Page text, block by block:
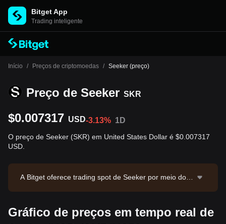
Bitget App
Trading inteligente
Início / Preços de criptomoedas / Seeker (preço)
Preço de Seeker SKR
$0.007317 USD-3.13% 1D
O preço de Seeker (SKR) em United States Dollar é $0.007317
USD.
A Bitget oferece trading spot de Seeker por meio do p
6. Seeker possui valor de mercado de $36,075,649.1
7 e oferta em circulação de 4.93B SKR. Fonte dos da
Gráfico de preços em tempo real de